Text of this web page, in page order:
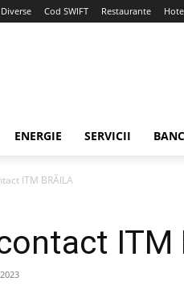
Diverse Cod SWIFT Restaurante
ENERGIE SERVICII
ITM BRĂILA
ITM